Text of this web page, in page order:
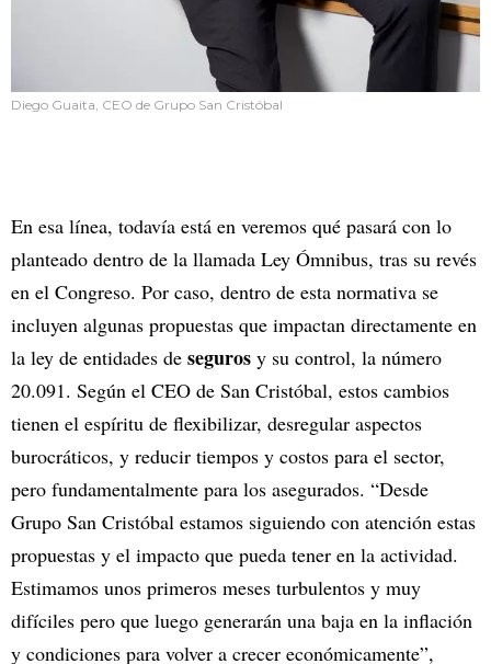
Diego Guaita, CEO de Grupo San Cristóbal
En esa línea, todavía está en veremos qué pasará con lo
planteado dentro de la llamada Ley Ómnibus, tras su revés
en el Congreso. Por caso, dentro de esta normativa se
incluyen algunas propuestas que impactan directamente en
la ley de entidades de seguros y su control, la número
20.091. Según el CEO de San Cristóbal, estos cambios
tienen el espíritu de flexibilizar, desregular aspectos
burocráticos, y reducir tiempos y costos para el sector,
pero fundamentalmente para los asegurados. “Desde
Grupo San Cristóbal estamos siguiendo con atención estas
propuestas y el impacto que pueda tener en la actividad.
Estimamos unos primeros meses turbulentos y muy
difíciles pero que luego generarán una baja en la inflación
y condiciones para volver a crecer económicamente”,